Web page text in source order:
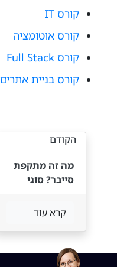
קורס IT
קורס אוטומציה
קורס Full Stack
קורס בניית אתרים
הקודם
מה זה מתקפת
סייבר? סוגי
מתקפות,
דוגמאות
ואסטרטגיית
קרא עוד